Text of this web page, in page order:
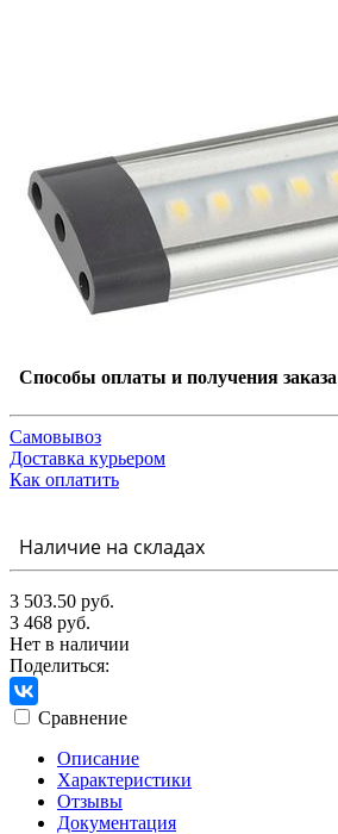
Способы оплаты и получения заказа
Самовывоз
Доставка курьером
Как оплатить
Наличие на складах
3 503.50 руб.
3 468 руб.
Нет в наличии
Поделиться:
Сравнение
Описание
Характеристики
Отзывы
Документация